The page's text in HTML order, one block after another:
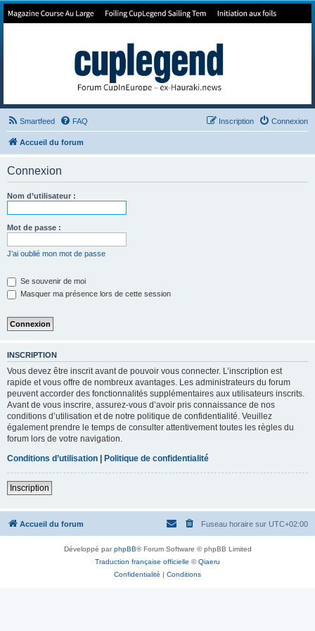
Forum de Cup In Europe
Smartfeed FAQ Connexion
Inscription
Accueil du forum
Connexion
Nom d’utilisateur :
Mot de passe :
J’ai oublié mon mot de passe
Se souvenir de moi
Masquer ma présence lors de cette session
INSCRIPTION
Vous devez être inscrit avant de pouvoir vous connecter. L’inscription est
rapide et vous offre de nombreux avantages. Les administrateurs du forum
peuvent accorder des fonctionnalités supplémentaires aux utilisateurs inscrits.
Avant de vous inscrire, assurez-vous d’avoir pris connaissance de nos
conditions d’utilisation et de notre politique de confidentialité. Veuillez
également prendre le temps de consulter attentivement toutes les règles du
forum lors de votre navigation.
Conditions d’utilisation
Politique de confidentialité
Inscription
Accueil du forum Fuseau horaire sur UTC+02:00
Développé parphpBB® Forum Software © phpBB Limited
Traduction française officielle ©Qiaeru
Confidentialité | Conditions